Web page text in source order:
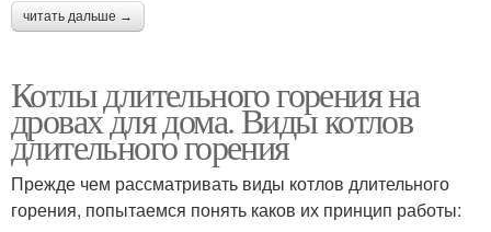
читать дальше →
Котлы длительного горения на
дровах для дома. Виды котлов
длительного горения
Прежде чем рассматривать виды котлов длительного
горения, попытаемся понять каков их принцип работы: